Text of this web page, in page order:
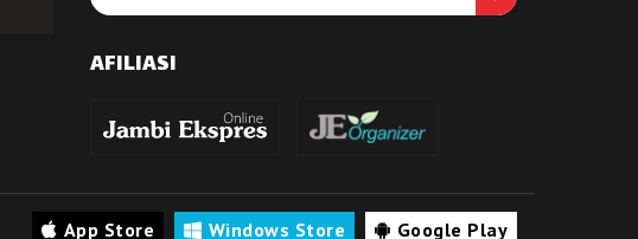
AFILIASI
App Store Windows Store Google Play